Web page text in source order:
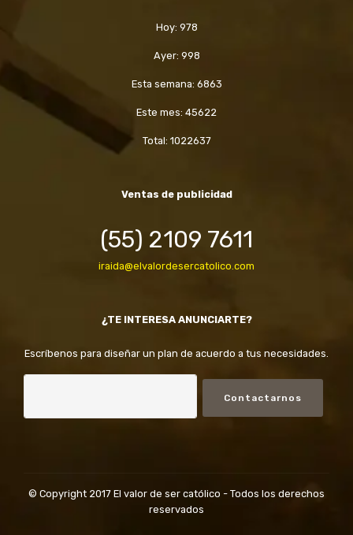
Hoy: 978
Ayer: 998
Esta semana: 6863
Este mes: 45622
Total: 1022637
Ventas de publicidad
(55) 2109 7611
iraida@elvalordesercatolico.com
¿TE INTERESA ANUNCIARTE?
Escríbenos para diseñar un plan de acuerdo a tus necesidades.
Contactarnos
© Copyright 2017 El valor de ser católico - Todos los derechos
reservados